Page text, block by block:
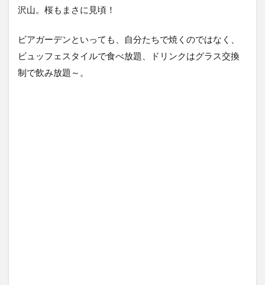
沢山。桜もまさに見頃！
ビアガーデンといっても、自分たちで焼くのではなく、
ビュッフェスタイルで食べ放題、ドリンクはグラス交換
制で飲み放題～。